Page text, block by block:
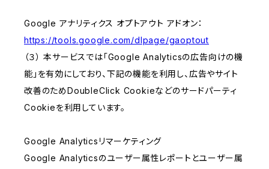
Google アナリティクス オプトアウト アドオン：
https://tools.google.com/dlpage/gaoptout
（３） 本サービスでは「Google Analyticsの広告向けの機
能」を有効にしており、下記の機能を利用し、広告やサイト
改善のためDoubleClick Cookieなどのサードパーティ
Cookieを利用しています。
Google Analyticsリマーケティング
Google Analyticsのユーザー属性レポートとユーザー属